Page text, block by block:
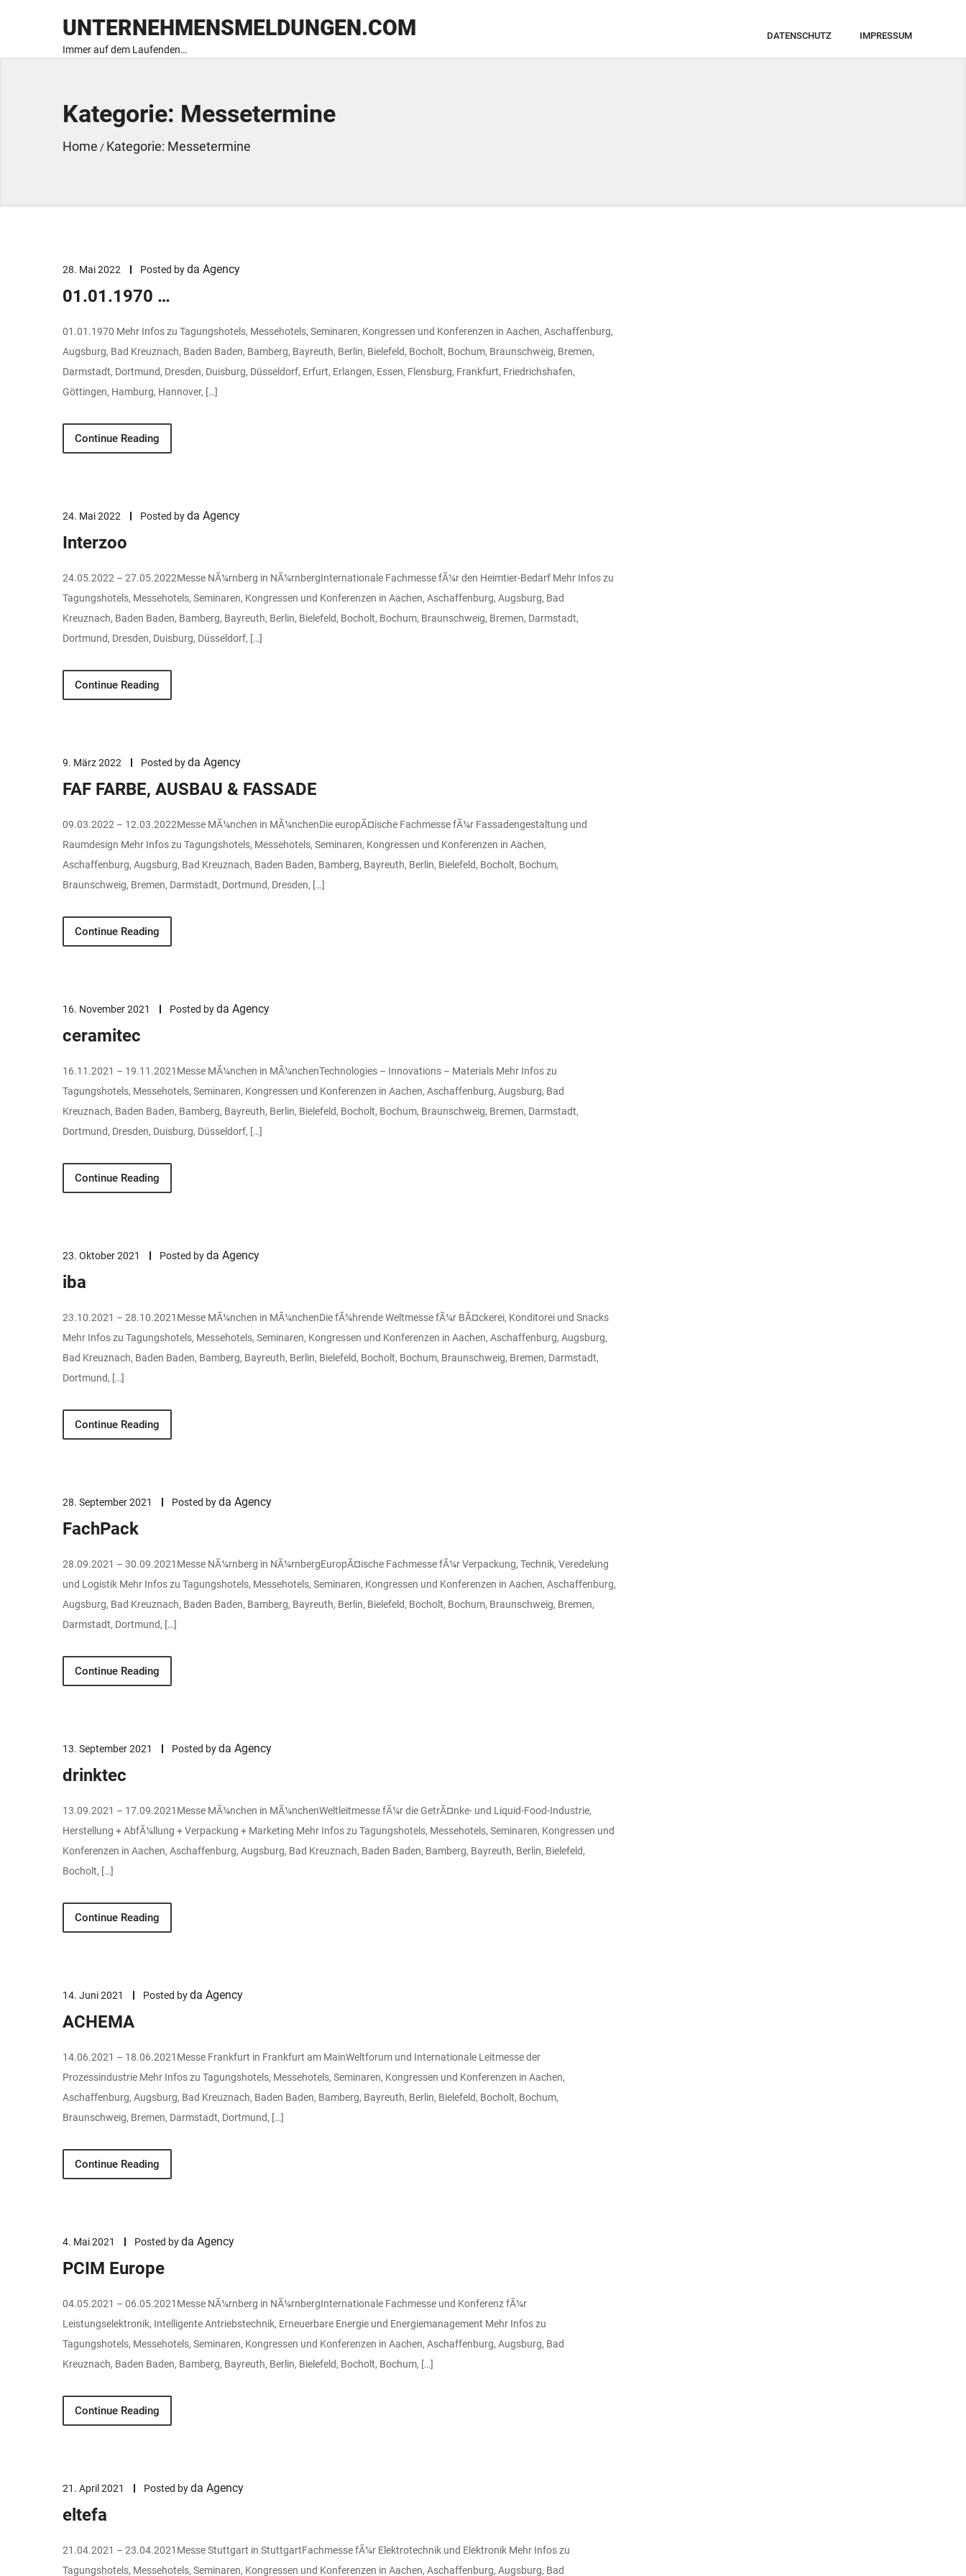
UNTERNEHMENSMELDUNGEN.COM
Immer auf dem Laufenden…
DATENSCHUTZ IMPRESSUM
Kategorie: Messetermine
Home / Kategorie: Messetermine
28. Mai 2022 Posted byda Agency
01.01.1970 …
01.01.1970 Mehr Infos zu Tagungshotels, Messehotels, Seminaren, Kongressen und Konferenzen in Aachen, Aschaffenburg,
Augsburg, Bad Kreuznach, Baden Baden, Bamberg, Bayreuth, Berlin, Bielefeld, Bocholt, Bochum, Braunschweig, Bremen,
Darmstadt, Dortmund, Dresden, Duisburg, Düsseldorf, Erfurt, Erlangen, Essen, Flensburg, Frankfurt, Friedrichshafen,
Göttingen, Hamburg, Hannover, […]
Continue Reading
24. Mai 2022 Posted byda Agency
Interzoo
24.05.2022 – 27.05.2022Messe NÃ¼rnberg in NÃ¼rnbergInternationale Fachmesse fÃ¼r den Heimtier-Bedarf Mehr Infos zu
Tagungshotels, Messehotels, Seminaren, Kongressen und Konferenzen in Aachen, Aschaffenburg, Augsburg, Bad
Kreuznach, Baden Baden, Bamberg, Bayreuth, Berlin, Bielefeld, Bocholt, Bochum, Braunschweig, Bremen, Darmstadt,
Dortmund, Dresden, Duisburg, Düsseldorf, […]
Continue Reading
9. März 2022 Posted byda Agency
FAF FARBE, AUSBAU & FASSADE
09.03.2022 – 12.03.2022Messe MÃ¼nchen in MÃ¼nchenDie europÃ¤ische Fachmesse fÃ¼r Fassadengestaltung und
Raumdesign Mehr Infos zu Tagungshotels, Messehotels, Seminaren, Kongressen und Konferenzen in Aachen,
Aschaffenburg, Augsburg, Bad Kreuznach, Baden Baden, Bamberg, Bayreuth, Berlin, Bielefeld, Bocholt, Bochum,
Braunschweig, Bremen, Darmstadt, Dortmund, Dresden, […]
Continue Reading
16. November 2021 Posted byda Agency
ceramitec
16.11.2021 – 19.11.2021Messe MÃ¼nchen in MÃ¼nchenTechnologies – Innovations – Materials Mehr Infos zu
Tagungshotels, Messehotels, Seminaren, Kongressen und Konferenzen in Aachen, Aschaffenburg, Augsburg, Bad
Kreuznach, Baden Baden, Bamberg, Bayreuth, Berlin, Bielefeld, Bocholt, Bochum, Braunschweig, Bremen, Darmstadt,
Dortmund, Dresden, Duisburg, Düsseldorf, […]
Continue Reading
23. Oktober 2021 Posted byda Agency
iba
23.10.2021 – 28.10.2021Messe MÃ¼nchen in MÃ¼nchenDie fÃ¼hrende Weltmesse fÃ¼r BÃ¤ckerei, Konditorei und Snacks
Mehr Infos zu Tagungshotels, Messehotels, Seminaren, Kongressen und Konferenzen in Aachen, Aschaffenburg, Augsburg,
Bad Kreuznach, Baden Baden, Bamberg, Bayreuth, Berlin, Bielefeld, Bocholt, Bochum, Braunschweig, Bremen, Darmstadt,
Dortmund, […]
Continue Reading
28. September 2021 Posted byda Agency
FachPack
28.09.2021 – 30.09.2021Messe NÃ¼rnberg in NÃ¼rnbergEuropÃ¤ische Fachmesse fÃ¼r Verpackung, Technik, Veredelung
und Logistik Mehr Infos zu Tagungshotels, Messehotels, Seminaren, Kongressen und Konferenzen in Aachen, Aschaffenburg,
Augsburg, Bad Kreuznach, Baden Baden, Bamberg, Bayreuth, Berlin, Bielefeld, Bocholt, Bochum, Braunschweig, Bremen,
Darmstadt, Dortmund, […]
Continue Reading
13. September 2021 Posted byda Agency
drinktec
13.09.2021 – 17.09.2021Messe MÃ¼nchen in MÃ¼nchenWeltleitmesse fÃ¼r die GetrÃ¤nke- und Liquid-Food-Industrie,
Herstellung + AbfÃ¼llung + Verpackung + Marketing Mehr Infos zu Tagungshotels, Messehotels, Seminaren, Kongressen und
Konferenzen in Aachen, Aschaffenburg, Augsburg, Bad Kreuznach, Baden Baden, Bamberg, Bayreuth, Berlin, Bielefeld,
Bocholt, […]
Continue Reading
14. Juni 2021 Posted byda Agency
ACHEMA
14.06.2021 – 18.06.2021Messe Frankfurt in Frankfurt am MainWeltforum und Internationale Leitmesse der
Prozessindustrie Mehr Infos zu Tagungshotels, Messehotels, Seminaren, Kongressen und Konferenzen in Aachen,
Aschaffenburg, Augsburg, Bad Kreuznach, Baden Baden, Bamberg, Bayreuth, Berlin, Bielefeld, Bocholt, Bochum,
Braunschweig, Bremen, Darmstadt, Dortmund, […]
Continue Reading
4. Mai 2021 Posted byda Agency
PCIM Europe
04.05.2021 – 06.05.2021Messe NÃ¼rnberg in NÃ¼rnbergInternationale Fachmesse und Konferenz fÃ¼r
Leistungselektronik, Intelligente Antriebstechnik, Erneuerbare Energie und Energiemanagement Mehr Infos zu
Tagungshotels, Messehotels, Seminaren, Kongressen und Konferenzen in Aachen, Aschaffenburg, Augsburg, Bad
Kreuznach, Baden Baden, Bamberg, Bayreuth, Berlin, Bielefeld, Bocholt, Bochum, […]
Continue Reading
21. April 2021 Posted byda Agency
eltefa
21.04.2021 – 23.04.2021Messe Stuttgart in StuttgartFachmesse fÃ¼r Elektrotechnik und Elektronik Mehr Infos zu
Tagungshotels, Messehotels, Seminaren, Kongressen und Konferenzen in Aachen, Aschaffenburg, Augsburg, Bad